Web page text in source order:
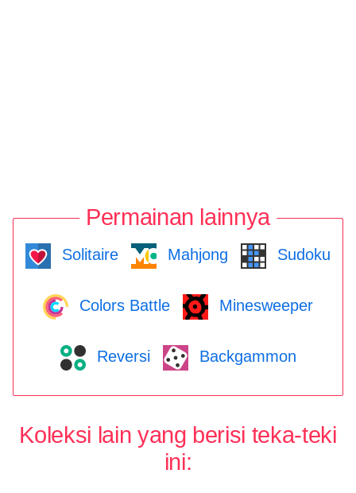
Permainan lainnya
Solitaire Mahjong Sudoku
Colors Battle Minesweeper
Reversi Backgammon
Koleksi lain yang berisi teka-teki
ini: